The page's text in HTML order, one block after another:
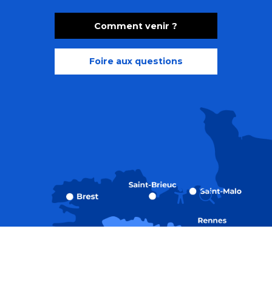
Comment venir ?
Foire aux questions